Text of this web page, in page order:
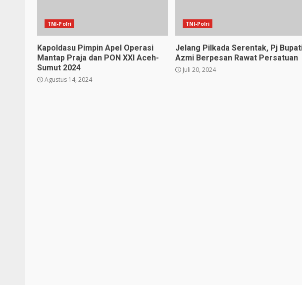
TNI-Polri
Kapoldasu Pimpin Apel Operasi
Mantap Praja dan PON XXl Aceh-
Sumut 2024
Agustus 14, 2024
TNI-Polri
Jelang Pilkada Serentak, Pj
Azmi Berpesan Rawat Persatuan
Juli 20, 2024